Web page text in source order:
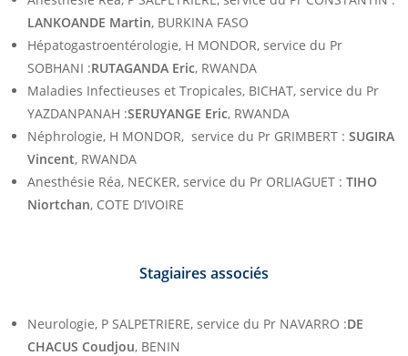
LANKOANDE Martin, BURKINA FASO
Hépatogastroentérologie, H MONDOR, service du Pr
SOBHANI :RUTAGANDA Eric, RWANDA
Maladies Infectieuses et Tropicales, BICHAT, service du Pr
YAZDANPANAH :SERUYANGE Eric, RWANDA
Néphrologie, H MONDOR, service du Pr GRIMBERT : SUGIRA
Vincent, RWANDA
Anesthésie Réa, NECKER, service du Pr ORLIAGUET : TIHO
Niortchan, COTE D’IVOIRE
Stagiaires associés
Neurologie, P SALPETRIERE, service du Pr NAVARRO :DE
CHACUS Coudjou, BENIN